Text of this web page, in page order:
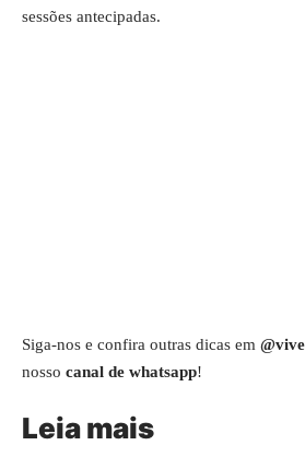
sessões antecipadas.
Siga-nos e confira outras dicas em
nosso canal de whatsapp!
Leia mais